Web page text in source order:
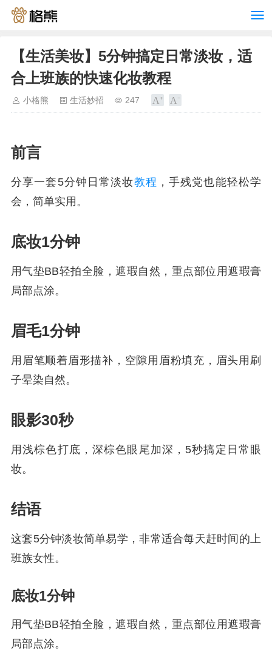
【生活美妆】5分钟搞定日常淡妆，适
合上班族的快速化妆教程
小格熊 生活妙招 247
前言
分享一套5分钟日常淡妆教程 ，手残党也能轻松学
会，简单实用。
底妆1分钟
用气垫BB轻拍全脸，遮瑕自然，重点部位用遮瑕膏
局部点涂。
眉毛1分钟
用眉笔顺着眉形描补，空隙用眉粉填充，眉头用刷
子晕染自然。
眼影30秒
用浅棕色打底，深棕色眼尾加深，5秒搞定日常眼
妆。
结语
这套5分钟淡妆简单易学，非常适合每天赶时间的上
班族女性。
底妆1分钟
用气垫BB轻拍全脸，遮瑕自然，重点部位用遮瑕膏
局部点涂。